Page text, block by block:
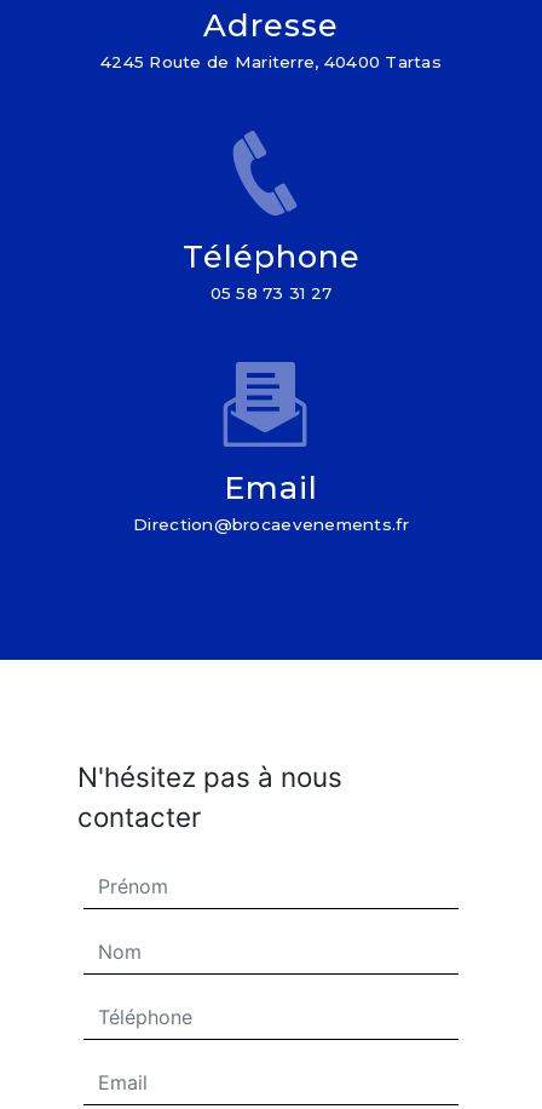
Adresse
4245 Route de Mariterre, 40400 Tartas
Téléphone
05 58 73 31 27
Email
direction@brocaevenements.fr
N'hésitez pas à nous
contacter